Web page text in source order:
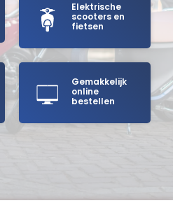
Elektrische
scooters en
fietsen
Gemakkelijk
online
bestellen